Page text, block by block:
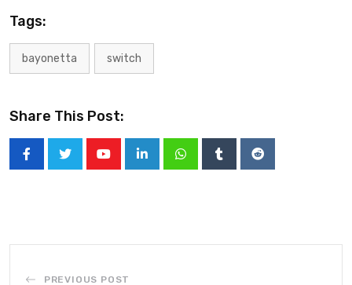
Tags:
bayonetta switch
Share This Post:
PREVIOUS POST